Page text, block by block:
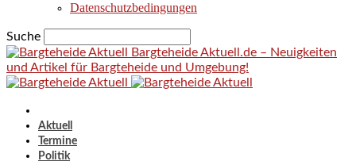
Datenschutzbedingungen
Suche
Bargteheide Aktuell.de – Neuigkeiten
und Artikel für Bargteheide und Umgebung!
Aktuell
Termine
Politik